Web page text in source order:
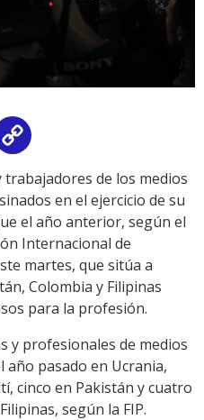
Link
de los medios
en el ejercicio de su
el año anterior, según el
Internacional de
martes, que sitúa a
Colombia y Filipinas
para la profesión.
y profesionales de medios
pasado en Ucrania,
cinco en Pakistán y cuatro
según la FIP.